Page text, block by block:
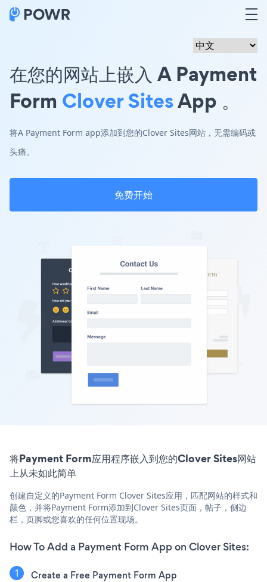
在您的网站上嵌入 A Payment
Form Clover SitesApp 。
将A Payment Form app添加到您的Clover Sites网站，无需编码或
头痛。
免费开始
将Payment Form应用程序嵌入到您的Clover Sites网站
上从未如此简单
创建自定义的Payment Form Clover Sites应用，匹配网站的样式和
颜色，并将Payment Form添加到Clover Sites页面，帖子，侧边
栏，页脚或您喜欢的任何位置现场。
How To Add a Payment Form App on Clover Sites:
Create a Free Payment Form App